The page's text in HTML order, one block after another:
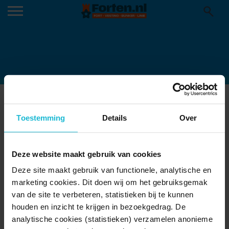
Toestemming Details Over
Deze website maakt gebruik van cookies
Deze site maakt gebruik van functionele, analytische en
marketing cookies. Dit doen wij om het gebruiksgemak
van de site te verbeteren, statistieken bij te kunnen
houden en inzicht te krijgen in bezoekgedrag. De
analytische cookies (statistieken) verzamelen anonieme